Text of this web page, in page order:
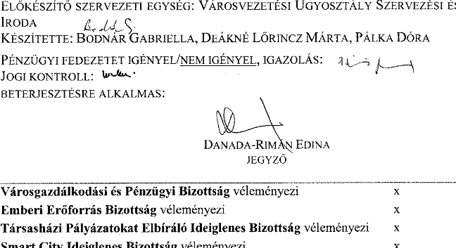
ELŐKÉSZÍTŐ
  SZERVEZETI
  EGYSÉG:
  VÁROSVEZETÉS!
  ÜGYOSZTÁLY
  SZERVEZÉSI
LR0DA
                 L.UJy
KÉSZÍTETTE:
  BODNÁR
  GABRIELLA,
  DEÁKNÉ
  LÖRINCZ
  MÁRTA,
  PÁLKA
  DÓRA
PÉNZÜGYI
  FEDEZETET
  IGÉNYEL/NEM
  IGÉNYEL,
  IGAZOLÁS:
JOGI
  KONTROLL:
    W^-
BETERJESZTÉSRE
  ALKALMAS:
DANADA-RIMÁ^
   EDINA
JEGYZŐ
Városgazdálkodási
  és
Pénzügyi
  Bizottság
  véleményezi
Emberi
  Erőforrás
  Bizottság
  véleményezi
Társasházi
  Pályázatokat
  Elbíráló
  Ideiglenes
  Bizottság
  véleményezi
          x